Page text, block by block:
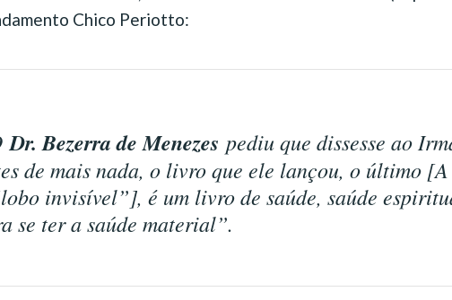
Chico Periotto:
Dr. Bezerra de Menezes pediu que dissesse ao
de mais nada, o livro que ele lançou, o último [A
invisível”], é um livro de saúde, saúde
se ter a saúde material”.